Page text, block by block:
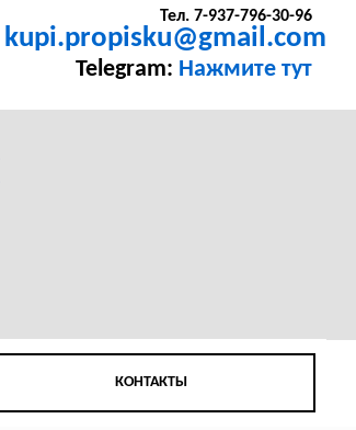
Тел. 7-937-796-30-96
kupi.propisku@gmail.com
Telegram: Нажмите тут
КОНТАКТЫ